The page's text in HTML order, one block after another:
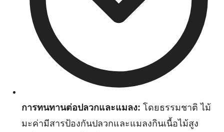
การทนทานต่อปลวกและแมลง: โดยธรรมชาติ ไม้
มะค่ามีสารป้องกันปลวกและแมลงกินเนื้อไม้สูง